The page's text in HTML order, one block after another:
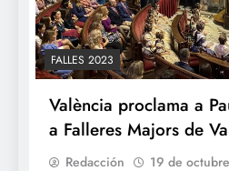
FALLES 2023
València proclama a
a Falleres Majors de
Redacción 19 de